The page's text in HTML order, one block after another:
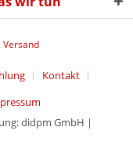
Versand
Kontakt
didpm GmbH |